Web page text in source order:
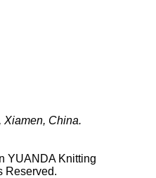
Xiamen, China.
YUANDA Knitting
Reserved.